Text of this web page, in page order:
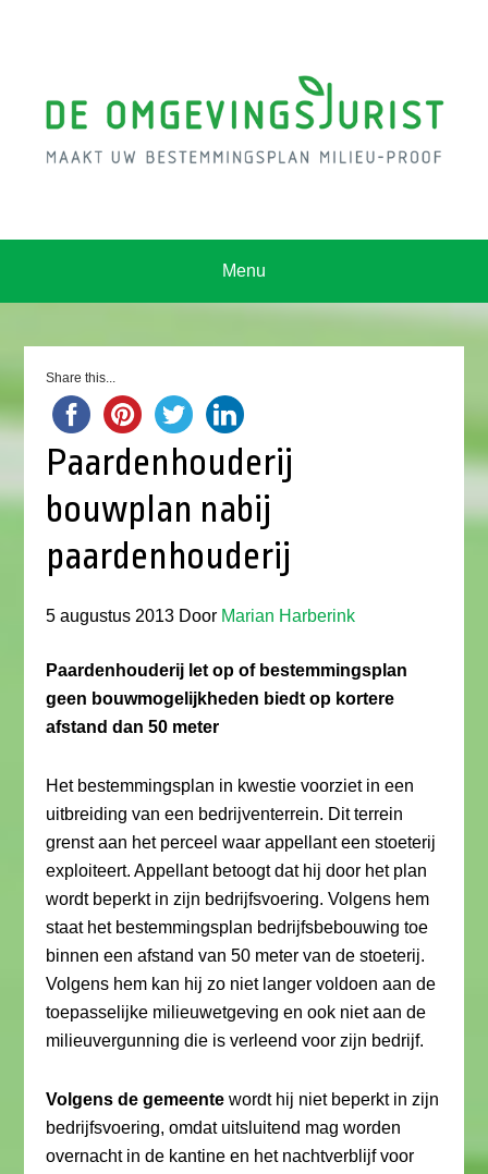
Menu
Share this...
Paardenhouderij
bouwplan nabij
paardenhouderij
5 augustus 2013 Door Marian Harberink
Paardenhouderij let op of bestemmingsplan
geen bouwmogelijkheden biedt op kortere
afstand dan 50 meter
Het bestemmingsplan in kwestie voorziet in een
uitbreiding van een bedrijventerrein. Dit terrein
grenst aan het perceel waar appellant een stoeterij
exploiteert. Appellant betoogt dat hij door het plan
wordt beperkt in zijn bedrijfsvoering. Volgens hem
staat het bestemmingsplan bedrijfsbebouwing toe
binnen een afstand van 50 meter van de stoeterij.
Volgens hem kan hij zo niet langer voldoen aan de
toepasselijke milieuwetgeving en ook niet aan de
milieuvergunning die is verleend voor zijn bedrijf.
Volgens de gemeente wordt hij niet beperkt in zijn
bedrijfsvoering, omdat uitsluitend mag worden
overnacht in de kantine en het nachtverblijf voor